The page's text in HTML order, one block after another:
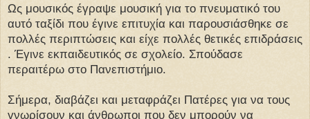
Ως μουσικός έγραψε μουσική για το πνευματικό του
αυτό ταξίδι που έγινε επιτυχία και παρουσιάσθηκε σε
πολλές περιπτώσεις και είχε πολλές θετικές επιδράσεις
. Έγινε εκπαιδευτικός σε σχολείο. Σπούδασε
περαιτέρω στο Πανεπιστήμιο.
Σήμερα, διαβάζει και μεταφράζει Πατέρες για να τους
γνωρίσουν και άνθρωποι που δεν μπορούν να